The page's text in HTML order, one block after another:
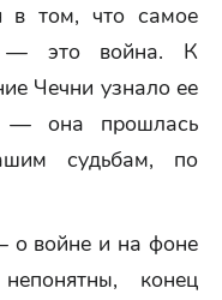
в том, что самое
— это война. К
Чечни узнало ее
она прошлась
судьбам, по
о войне и на фоне
конец